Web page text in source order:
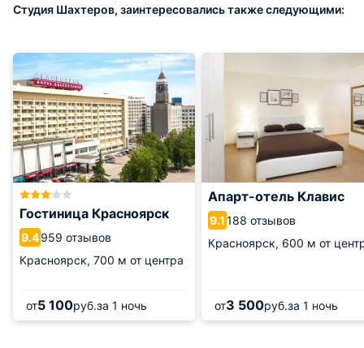
Студия Шахтеров, заинтересовались также следующими:
Гостиница Красноярск
9.4959 отзывов
Красноярск, 700 м от центра
от5 100руб.за 1 ночь
Апарт-отель Клавис
9.1188 отзывов
Красноярск, 600 м от
от3 500руб.за 1 ночь